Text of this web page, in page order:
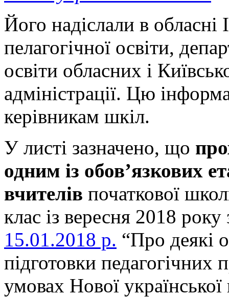
Його надіслали в обласні
пелагогічної освіти,
освіти обласних і
адміністрації. Цю
керівникам шкіл.
У листі зазначено, що
одним із обов’язкових
вчителів початкової
клас із вересня 2018 року
15.01.2018 р. “Про деякі
підготовки педагогічних
умовах Нової